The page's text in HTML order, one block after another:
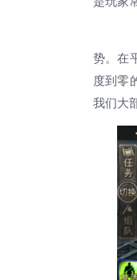
势。在
度到零
我们大